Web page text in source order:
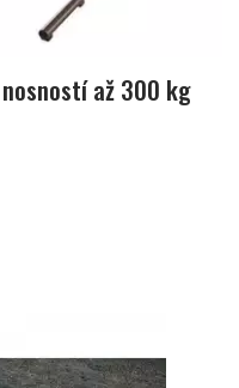
až 300 kg